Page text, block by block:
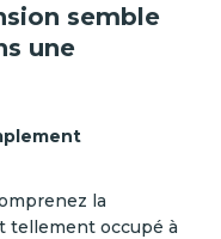
semble
une
la
tellement occupé à